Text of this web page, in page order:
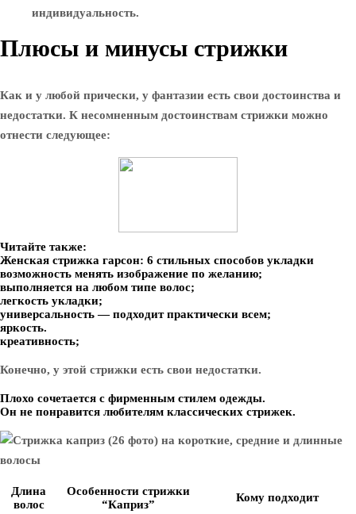
индивидуальность.
Плюсы и минусы стрижки
Как и у любой прически, у фантазии есть свои достоинства и
недостатки. К несомненным достоинствам стрижки можно
отнести следующее:
Читайте также:
Женская стрижка гарсон: 6 стильных способов укладки
возможность менять изображение по желанию;
выполняется на любом типе волос;
легкость укладки;
универсальность — подходит практически всем;
яркость.
креативность;
Конечно, у этой стрижки есть свои недостатки.
Плохо сочетается с фирменным стилем одежды.
Он не понравится любителям классических стрижек.
Длина
волос
Особенности стрижки
“Каприз”
Кому подходит